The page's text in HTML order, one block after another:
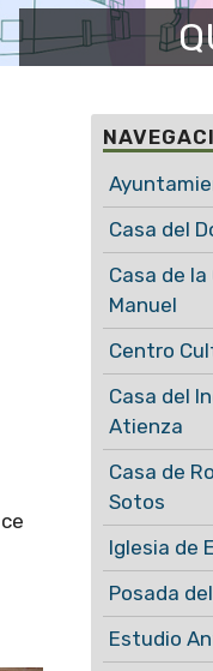
Casa del
Casa de
Manuel
Centro
Casa del
Atienza
Casa de
Sotos
Iglesia de
Posada
Estudio